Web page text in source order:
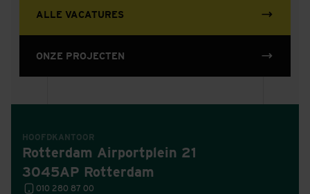
ALLE VACATURES
ONZE PROJECTEN
HOOFDKANTOOR
Rotterdam Airportplein 21
3045AP Rotterdam
010 280 87 00